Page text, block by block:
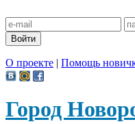
О проекте | Помощь
Город